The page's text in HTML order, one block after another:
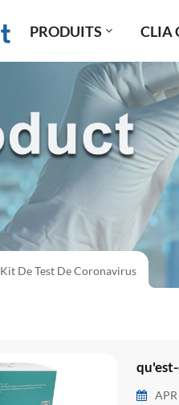
PRODUITS CLIA
Kit De Test De Coronavirus